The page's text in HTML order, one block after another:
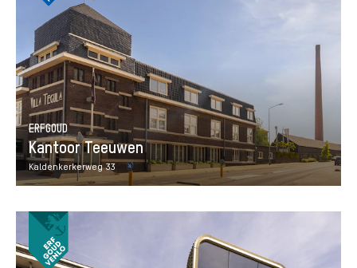
ERFGOUD
Kantoor Teeuwen
Kaldenkerkerweg 33